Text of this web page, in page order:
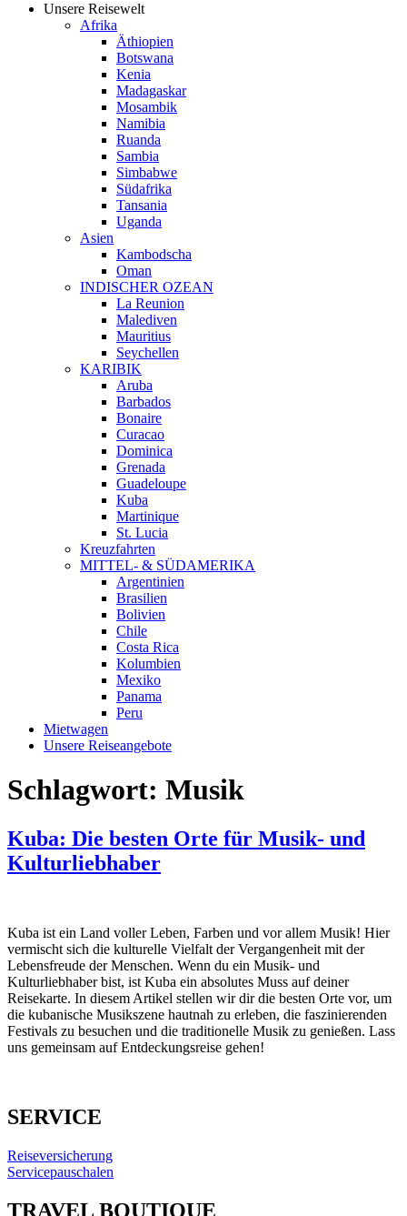
Unsere Reisewelt
Afrika
Äthiopien
Botswana
Kenia
Madagaskar
Mosambik
Namibia
Ruanda
Sambia
Simbabwe
Südafrika
Tansania
Uganda
Asien
Kambodscha
Oman
INDISCHER OZEAN
La Reunion
Malediven
Mauritius
Seychellen
KARIBIK
Aruba
Barbados
Bonaire
Curacao
Dominica
Grenada
Guadeloupe
Kuba
Martinique
St. Lucia
Kreuzfahrten
MITTEL- & SÜDAMERIKA
Argentinien
Brasilien
Bolivien
Chile
Costa Rica
Kolumbien
Mexiko
Panama
Peru
Mietwagen
Unsere Reiseangebote
Schlagwort: Musik
Kuba: Die besten Orte für Musik- und
Kulturliebhaber
Kuba ist ein Land voller Leben, Farben und vor allem Musik! Hier
vermischt sich die kulturelle Vielfalt der Vergangenheit mit der
Lebensfreude der Menschen. Wenn du ein Musik- und
Kulturliebhaber bist, ist Kuba ein absolutes Muss auf deiner
Reisekarte. In diesem Artikel stellen wir dir die besten Orte vor, um
die kubanische Musikszene hautnah zu erleben, die faszinierenden
Festivals zu besuchen und die traditionelle Musik zu genießen. Lass
uns gemeinsam auf Entdeckungsreise gehen!
SERVICE
Reiseversicherung
Servicepauschalen
TRAVEL BOUTIQUE